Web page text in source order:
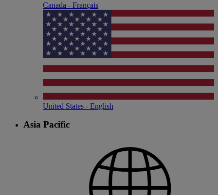
Canada - Français
United States - English
Asia Pacific